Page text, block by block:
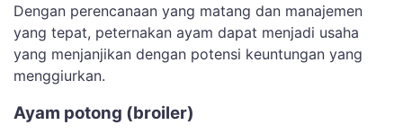
Dengan perencanaan yang matang dan manajemen
yang tepat, peternakan ayam dapat menjadi usaha
yang menjanjikan dengan potensi keuntungan yang
menggiurkan.
Ayam potong (broiler)